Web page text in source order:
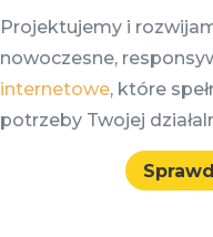
Projektujemy i
nowoczesne,
internetowe, które
potrzeby Twojej